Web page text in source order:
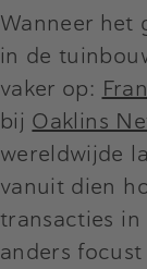
Wanneer het
in de
vaker op:
bij Oaklins
wereldwijde
vanuit dien
transacties in
anders